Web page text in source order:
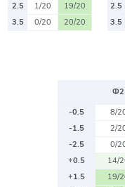
2.5
1/20
19/20
3.5
0/20 20/20
2.5
3.5
Ф2
-0.5
8/
-1.5
2/
-2.5
0/
+0.5
14/
+1.5
19/